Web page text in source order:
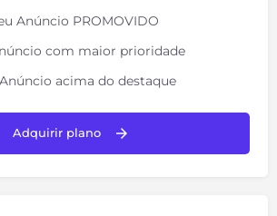
Anúncio PROMOVIDO
com maior prioridade
acima do destaque
Adquirir plano